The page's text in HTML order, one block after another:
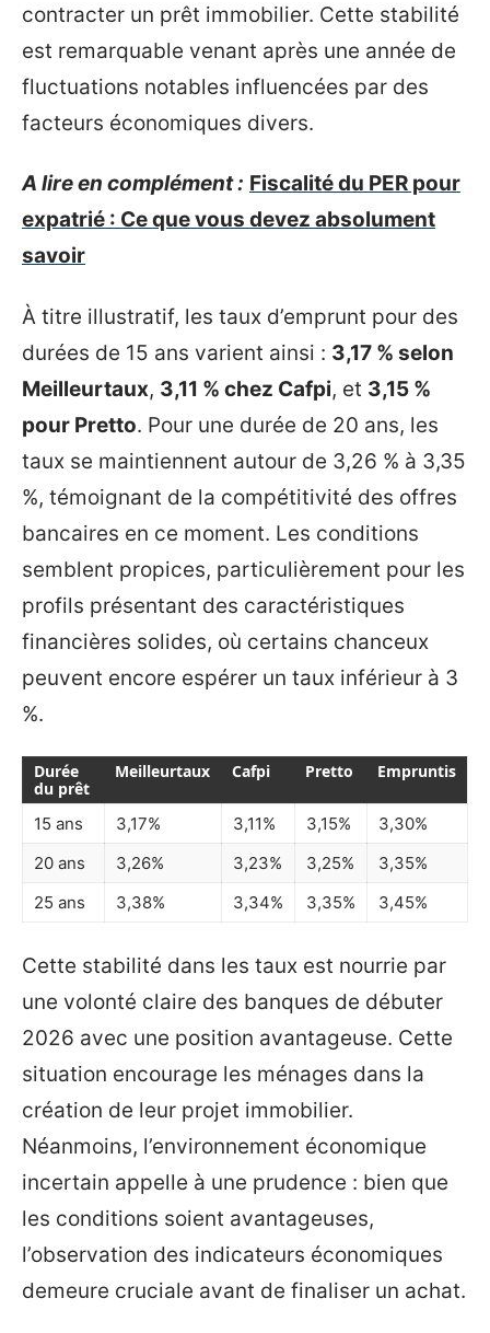
contracter un prêt immobilier. Cette stabilité
est remarquable venant après une année de
fluctuations notables influencées par des
facteurs économiques divers.
A lire en complément : Fiscalité du PER pour
expatrié : Ce que vous devez absolument
savoir
À titre illustratif, les taux d’emprunt pour des
durées de 15 ans varient ainsi : 3,17 % selon
Meilleurtaux, 3,11 % chez Cafpi, et 3,15 %
pour Pretto. Pour une durée de 20 ans, les
taux se maintiennent autour de 3,26 % à 3,35
%, témoignant de la compétitivité des offres
bancaires en ce moment. Les conditions
semblent propices, particulièrement pour les
profils présentant des caractéristiques
financières solides, où certains chanceux
peuvent encore espérer un taux inférieur à 3
%.
Durée
du prêt
Meilleurtaux Cafpi Pretto Empruntis
15 ans 3,17% 3,11% 3,15%
3,30%
20 ans
3,26% 3,23% 3,25%
3,35%
25 ans
3,38% 3,34% 3,35% 3,45%
Cette stabilité dans les taux est nourrie par
une volonté claire des banques de débuter
2026 avec une position avantageuse. Cette
situation encourage les ménages dans la
création de leur projet immobilier.
Néanmoins, l’environnement économique
incertain appelle à une prudence : bien que
les conditions soient avantageuses,
l’observation des indicateurs économiques
demeure cruciale avant de finaliser un achat.